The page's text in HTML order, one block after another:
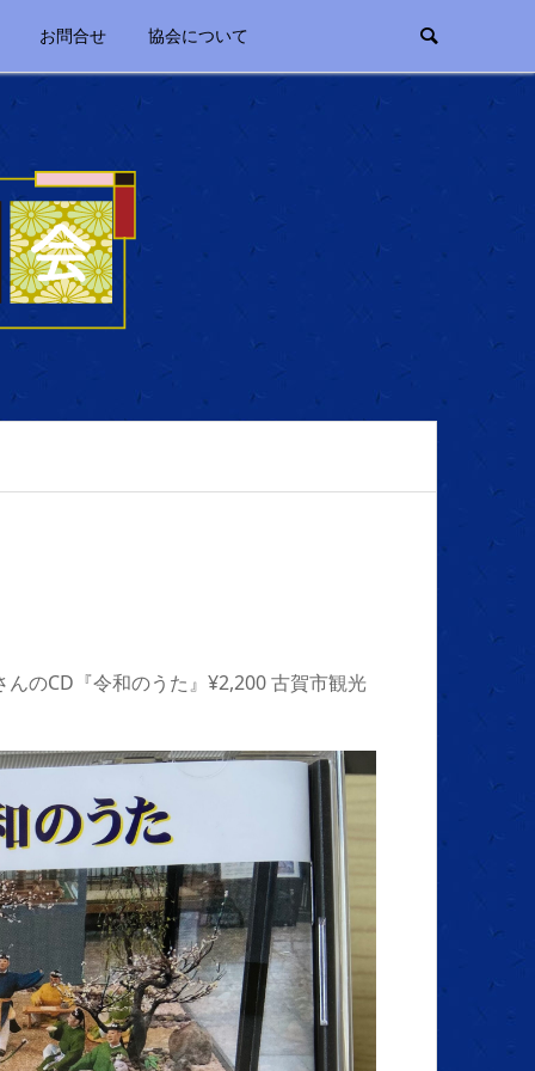
お問合せ 協会について
のCD『令和のうた』¥2,200 古賀市観光